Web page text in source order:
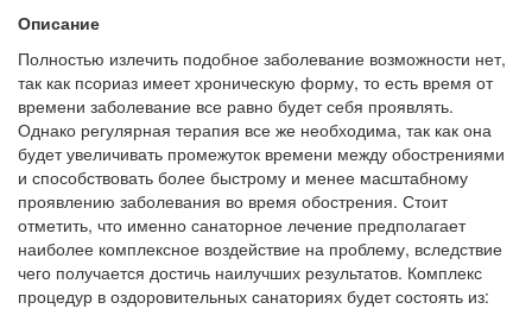
Описание
Полностью излечить подобное заболевание возможности нет,
так как псориаз имеет хроническую форму, то есть время от
времени заболевание все равно будет себя проявлять.
Однако регулярная терапия все же необходима, так как она
будет увеличивать промежуток времени между обострениями
и способствовать более быстрому и менее масштабному
проявлению заболевания во время обострения. Стоит
отметить, что именно санаторное лечение предполагает
наиболее комплексное воздействие на проблему, вследствие
чего получается достичь наилучших результатов. Комплекс
процедур в оздоровительных санаториях будет состоять из: